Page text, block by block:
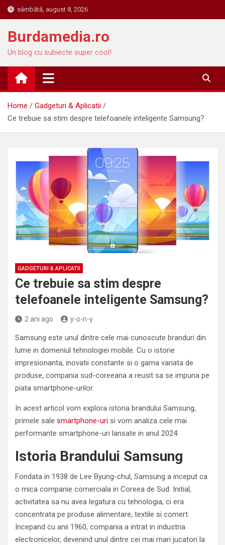
Skip
to
content
sâmbătă, august 8, 2026
Burdamedia.ro
Un blog cu subiecte super cool!
Home
Gadgeturi & Aplicatii
Ce trebuie sa stim despre telefoanele inteligente Samsung?
GADGETURI & APLICATII
Ce trebuie sa stim despre
telefoanele inteligente Samsung?
2 ani ago y-o-n-y
Samsung este unul dintre cele mai cunoscute branduri din
lume in domeniul tehnologiei mobile. Cu o istorie
impresionanta, inovatii constante si o gama variata de
produse, compania sud-coreeana a reusit sa se impuna pe
piata smartphone-urilor.
In acest articol vom explora istoria brandului Samsung,
primele sale smartphone-uri si vom analiza cele mai
performante smartphone-uri lansate in anul 2024.
Istoria Brandului Samsung
Fondata in 1938 de Lee Byung-chul, Samsung a inceput ca
o mica companie comerciala in Coreea de Sud. Initial,
activitatea sa nu avea legatura cu tehnologia, ci era
concentrata pe produse alimentare, textile si comert.
Incepand cu anii 1960, compania a intrat in industria
electronicelor, devenind unul dintre cei mai mari jucatori la